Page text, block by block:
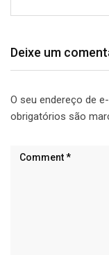
Deixe um
O seu endereço de
obrigatórios são